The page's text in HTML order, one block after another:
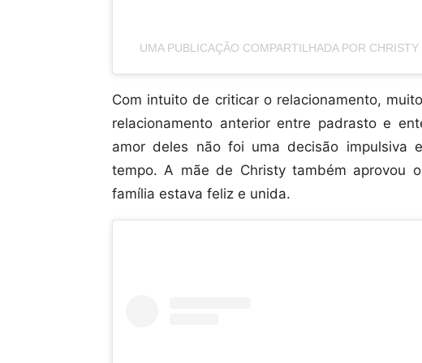
UMA PUBLICAÇÃO COMPARTILHADA POR
Com intuito de criticar o relacionamento,
relacionamento anterior entre padrasto e
amor deles não foi uma decisão impulsiva
tempo. A mãe de Christy também aprovou
família estava feliz e unida.